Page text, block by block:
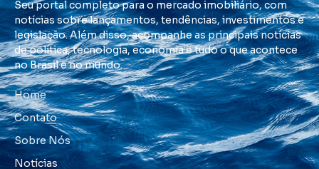
Seu portal completo para o mercado imobiliário, com
notícias sobre lançamentos, tendências, investimentos e
legislação. Além disso, acompanhe as principais notícias
de política, tecnologia, economia e tudo o que acontece
no Brasil e no mundo.
Home
Contato
Sobre Nós
Notícias